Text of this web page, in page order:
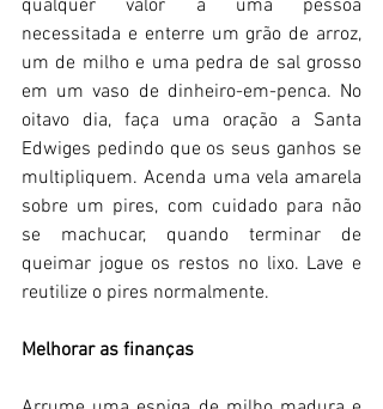
qualquer valor a uma pessoa
necessitada e enterre um grão de arroz,
um de milho e uma pedra de sal grosso
em um vaso de dinheiro-em-penca. No
oitavo dia, faça uma oração a Santa
Edwiges pedindo que os seus ganhos se
multipliquem. Acenda uma vela amarela
sobre um pires, com cuidado para não
se machucar, quando terminar de
queimar jogue os restos no lixo. Lave e
reutilize o pires normalmente.
Melhorar as finanças